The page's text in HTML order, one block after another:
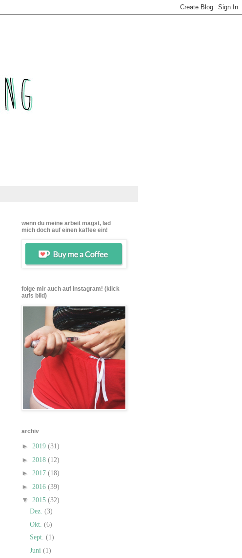
wenn du meine arbeit magst, lad
mich doch auf einen kaffee ein!
folge mir auch auf instagram! (klick
aufs bild)
archiv
► 2019 (31)
► 2018 (12)
► 2017 (18)
► 2016 (39)
▼ 2015 (32)
Dez. (3)
Okt. (6)
Sept. (1)
Juni (1)